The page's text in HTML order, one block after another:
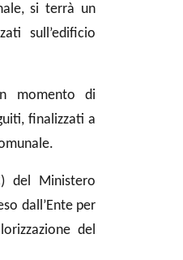
si terrà un
sull’edificio
momento di
finalizzati a
del Ministero
dall’Ente per
del